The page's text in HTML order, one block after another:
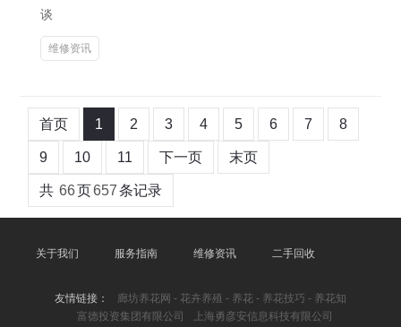
谈
维修资讯
首页 1 2 3 4 5 6 7 8
9 10 11 下一页 末页
共 66页657条记录
关于我们 服务指南 维修资讯 二手回收
友情链接：
廊坊养花网 - 花卉养殖 - 养花 - 养花技巧 - 养花知
富德投资集团有限公司
上海勇彦安信息科技有限公司